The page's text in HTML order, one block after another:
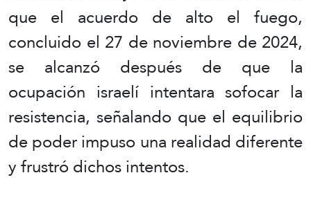
que el acuerdo de alto el fuego,
concluido el 27 de noviembre de 2024,
se alcanzó después de que la
ocupación israelí intentara sofocar la
resistencia, señalando que el equilibrio
de poder impuso una realidad diferente
y frustró dichos intentos.